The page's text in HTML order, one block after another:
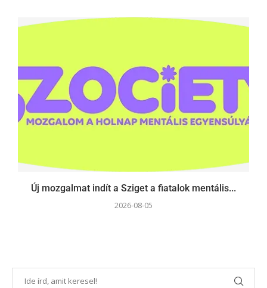
Új mozgalmat indít a Sziget a fiatalok mentális...
2026-08-05